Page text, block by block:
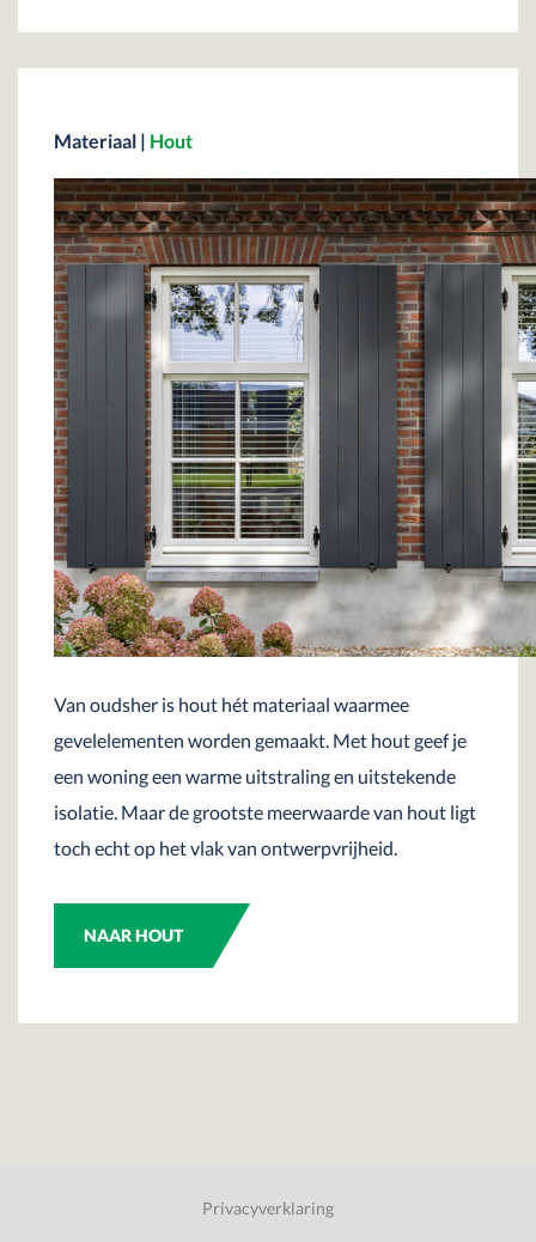
Materiaal | Hout
Van oudsher is hout hét materiaal waarmee
gevelelementen worden gemaakt. Met hout geef je
een woning een warme uitstraling en uitstekende
isolatie. Maar de grootste meerwaarde van hout ligt
toch echt op het vlak van ontwerpvrijheid.
NAAR HOUT
Privacyverklaring